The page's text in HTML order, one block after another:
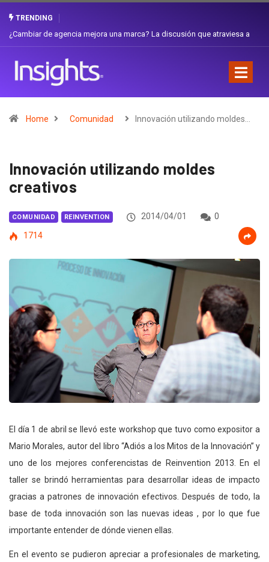
TRENDING
a
Gabriela Herrera y el arte de cambiarse el sombrero en Corporación
Home Comunidad Innovación utilizando moldes…
Innovación utilizando moldes
creativos
COMUNIDAD REINVENTION 2014/04/01
0
1714
El día 1 de abril se llevó este workshop que tuvo como expositor a
Mario Morales, autor del libro “Adiós a los Mitos de la Innovación” y
uno de los mejores conferencistas de Reinvention 2013. En el
taller se brindó herramientas para desarrollar ideas de impacto
gracias a patrones de innovación efectivos. Después de todo, la
base de toda innovación son las nuevas ideas , por lo que fue
importante entender de dónde vienen ellas.
En el evento se pudieron apreciar a profesionales de marketing,